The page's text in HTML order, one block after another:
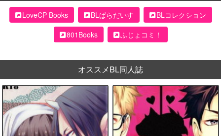
LoveCP Books BLぱらだいす
BLコレクション
801Books
ふじょコミ！
オススメBL同人誌